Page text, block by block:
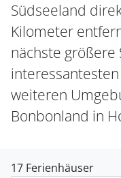
Südseeland
Kilometer
nächste größere
weiteren
Bonbonland in
17 Ferienhäuser